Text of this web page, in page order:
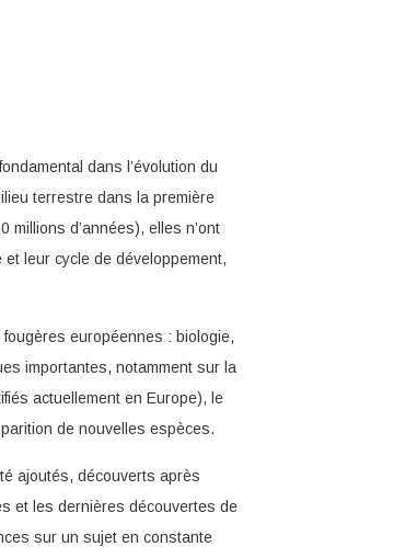
dans l’évolution du
terrestre dans la première
millions d’années), elles n’ont
leur cycle de développement,
européennes : biologie,
importantes, notamment sur la
actuellement en Europe), le
de nouvelles espèces.
ajoutés, découverts après
et les dernières découvertes de
sur un sujet en constante